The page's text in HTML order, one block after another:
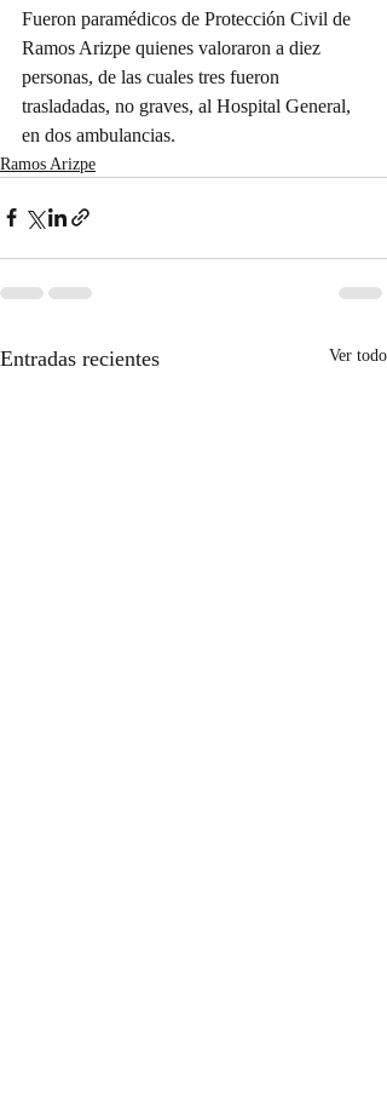
Fueron paramédicos de Protección Civil de
Ramos Arizpe quienes valoraron a diez
personas, de las cuales tres fueron
trasladadas, no graves, al Hospital General,
en dos ambulancias.
Ramos Arizpe
Entradas recientes Ver todo